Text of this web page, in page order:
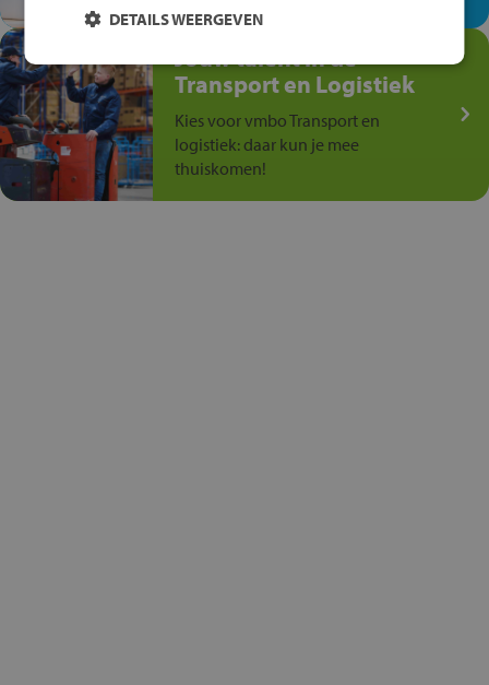
Jouw talent in de
Transport en Logistiek
Kies voor vmbo Transport en
logistiek: daar kun je mee
thuiskomen!
DETAILS WEERGEVEN